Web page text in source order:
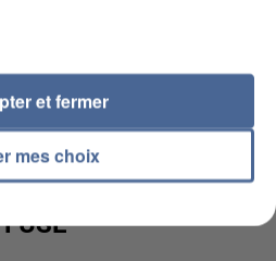
SUPPOSÉS DE LA DZ
ALGÉRIE
mes choix
et fermer